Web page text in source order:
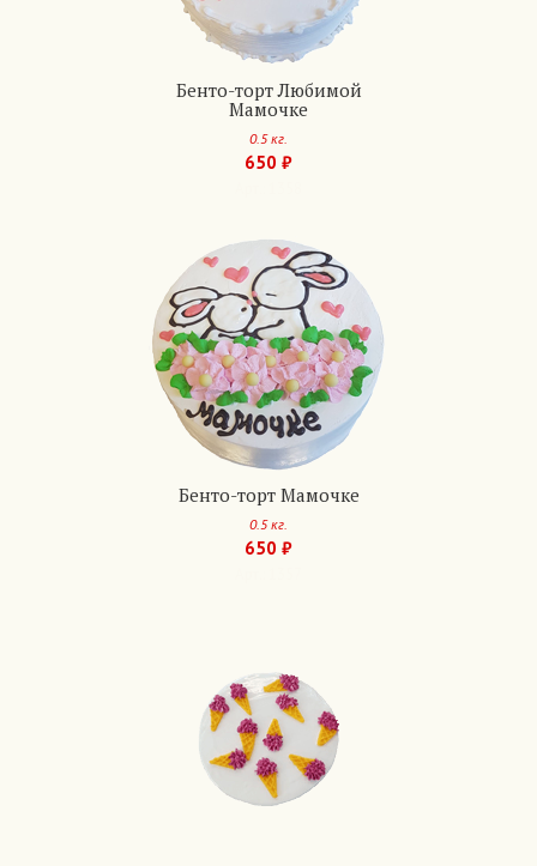
Бенто-торт Любимой
Мамочке
0.5 кг.
650 ₽
Бенто-торт Мамочке
0.5 кг.
650 ₽